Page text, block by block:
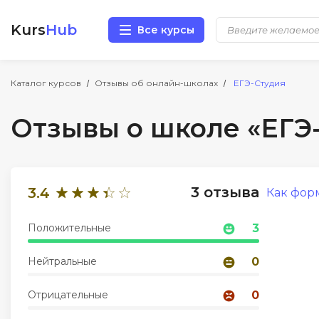
KursHub Все курсы
Каталог курсов Отзывы об онлайн-школах ЕГЭ-Студия
Отзывы о школе
3.4 3 отзыва
Положительные 3
Нейтральные 0
Отрицательные 0
Как
Разработка
Маркетинг
Аналитика
Менеджмент
Иностранные языки